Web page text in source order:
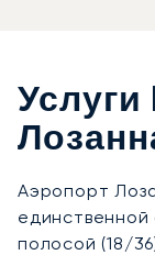
Услуги
Аэропорт
полосой (18/